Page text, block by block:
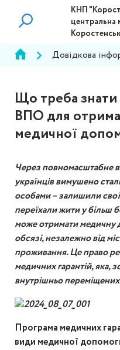
КНП
центральна
Довідкова
Що треба знати
ВПО для
медичної
Через повномасштабне
українців вимушено
особами – залишили
переїхали жити у більш
може отримати медичну
обсязі, незалежно від
проживання. Це право
медичних гарантій, яка,
внутрішньо
Програма медичних
види медичної